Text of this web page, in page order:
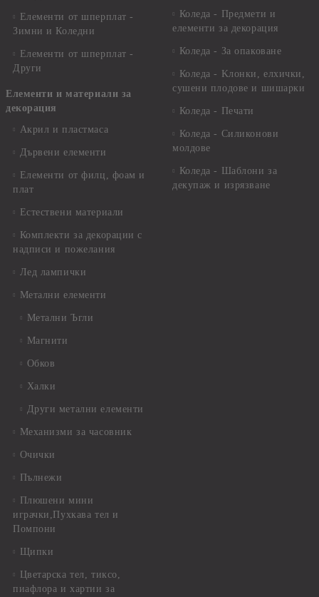
Елементи от шперплат -
Зимни и Коледни
Елементи от шперплат -
Други
Елементи и материали за
декорация
Акрил и пластмаса
Дървени елементи
Елементи от филц, фоам и
плат
Естествени материали
Комплекти за декорации с
надписи и пожелания
Лед лампички
Метални елементи
Метални Ъгли
Магнити
Обков
Халки
Други метални елементи
Механизми за часовник
Очички
Пълнежи
Плюшени мини
играчки,Пухкава тел и
Помпони
Щипки
Цветарска тел, тиксо,
пиафлора и хартии за
Коледа - Предмети и
елементи за декорация
Коледа - За опаковане
Коледа - Kлонки, елхички,
сушени плодове и шишарки
Коледа - Печати
Коледа - Силиконови
молдове
Коледа - Шаблони за
декупаж и изрязване